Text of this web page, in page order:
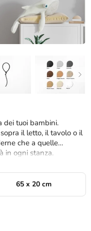
dei tuoi bambini.
il letto, il tavolo o il
che a quelle
in ogni stanza.
65 x 20 cm